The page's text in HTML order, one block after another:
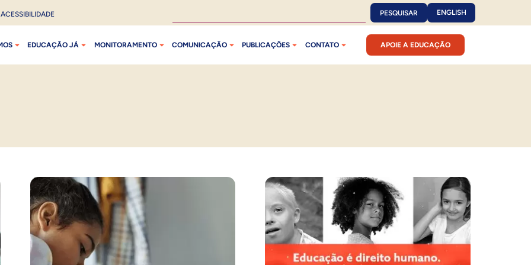
ACESSIBILIDADE PESQUISAR ENGLISH
EDUCAÇÃO JÁ MONITORAMENTO COMUNICAÇÃO PUBLICAÇÕES CONTATO APOIE A EDUCAÇÃO